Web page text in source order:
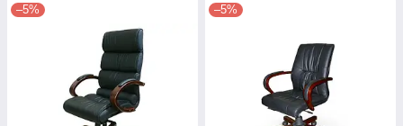
–5% –5%